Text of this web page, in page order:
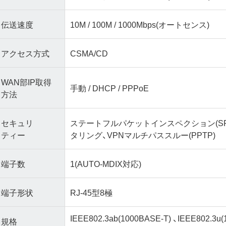
伝送速度 10M / 100M / 1000Mbps(オートセンス)
アクセス方式 CSMA/CD
WAN部IP取得
方法
手動 / DHCP / PPPoE
セキュリ
ティー
ステートフルパケットインスペクション
タリング、VPNマルチパススルー(PPTP)
端子数 1(AUTO-MDIX対応)
端子形状 RJ-45型8極
規格
IEEE802.3ab(1000BASE-T) 、